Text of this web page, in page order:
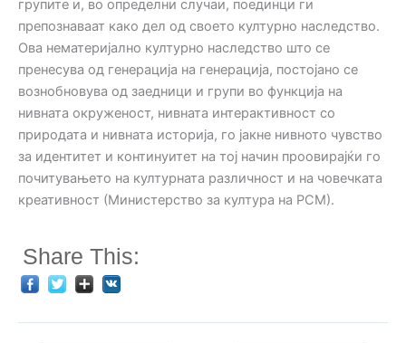
групите и, во определни случаи, поединци ги
препознаваат како дел од своето културно наследство.
Ова нематеријално културно наследство што се
пренесува од генерација на генерација, постојано се
вознобновува од заедници и групи во функција на
нивната окруженост, нивната интерактивност со
природата и нивната историја, го јакне нивното чувство
за идентитет и континуитет на тој начин проовирајќи го
почитувањето на културната различност и на човечката
креативност (Министерство за култура на РСМ).
Share This: